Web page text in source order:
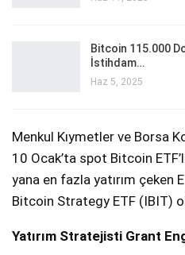
Bitcoin 115.000
İstihdam…
Haz 5, 2025
Menkul Kıymetler ve Borsa
10 Ocak’ta spot Bitcoin
yana en fazla yatırım çeken
Bitcoin Strategy ETF (IBIT)
Yatırım Stratejisti Grant